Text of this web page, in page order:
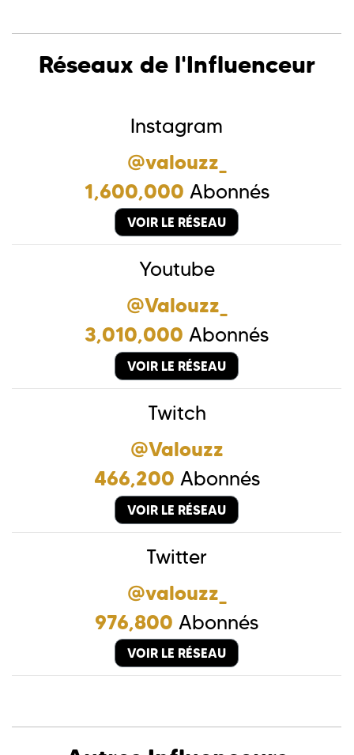
Réseaux de l'Influenceur
Instagram
@valouzz_
1,600,000 Abonnés
VOIR LE RÉSEAU
Youtube
@Valouzz_
3,010,000 Abonnés
VOIR LE RÉSEAU
Twitch
@Valouzz
466,200 Abonnés
VOIR LE RÉSEAU
Twitter
@valouzz_
976,800 Abonnés
VOIR LE RÉSEAU